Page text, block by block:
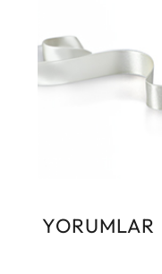
YORUMLAR